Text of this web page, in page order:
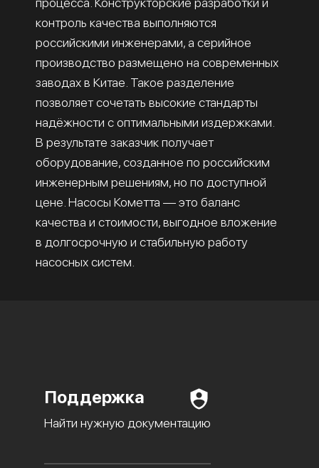
контроль качества выполняются
российскими инженерами, а серийное
производство размещено на современных
заводах в Китае. Такое разделение
позволяет сочетать высокие стандарты
надёжности с оптимальными издержками.
В результате заказчик получает
оборудование, созданное по российским
инженерным решениям, но по доступной
цене. Насосы Кометта — это баланс
качества и стоимости, выгодное вложение
в долгосрочную и стабильную работу
насосных систем.
Поддержка
Найти нужную документацию